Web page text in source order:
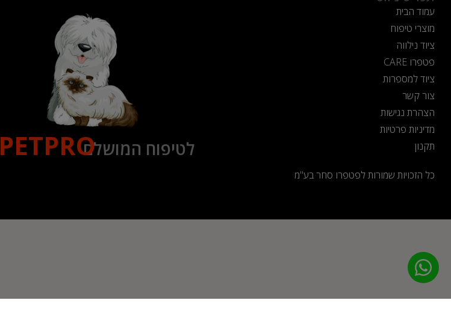
עמוד הבית
מוצרי טיפוח
ציוד נילווה
פטפרו CARE
ציוד למספרות
צור קשר
הצהרת נגישות
מדיניות פרטיות
תקנון
כל הזכויות שמורות לפטפרו סחר בע"מ
לטיפוח המושלםPETPRO